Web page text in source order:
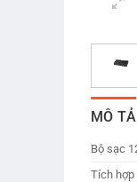
MÔ TẢ
Bộ sạc
Tích hợp